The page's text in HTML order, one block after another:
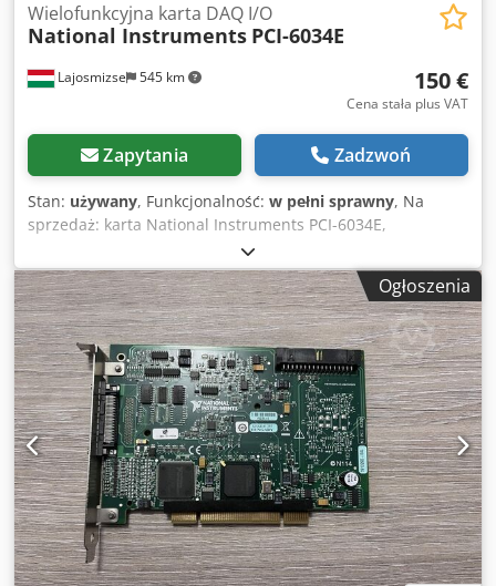
Lajosmizse 545 km
Wielofunkcyjna karta DAQ I/O
National Instruments PCI-6034E
150 €
Cena stała plus VAT
Zapytania Zadzwoń
Stan: używany, Funkcjonalność: w pełni sprawny, Na
sprzedaż: karta National Instruments PCI-6034E,
wielofunkcyjna karta wejścia/wyjścia DAQ, w pełni
sprawna. Producent: National Instruments (NI) Dksdpszq
Aiyefx Ailor Model: PCI-6034E Stan: Używany – w pełni
przetestowany i sprawny Testowane: NI MAX –
potwierdzono działanie Wejścia analogowe: 16 AI (16 bitów,
200 kS/s) Wejścia/wyjścia cyfrowe: 8 DIO Liczniki: Dwa 24-
bitowe liczniki/zegary Interfejs: PCI Sterownik:
Kompatybilny z NI-DAQmx Testowane za pomocą
oprogramowania NI MAX i potwierdzono jego pełną
funkcjonalność. Potwierdzono działanie wszystkich kanałów
analogowych i cyfrowych. Kompatybilne z LabVIEW i
LabWindows/CVI. Pochodzi z działającego środowiska
przemysłowego, bez stwierdzonych usterek. Wysyłka z
Węgier. Dostępna wysyłka międzynarodowa. Starannie
zapakowane z zabezpieczeniem antystatycznym.
Ogłoszenia